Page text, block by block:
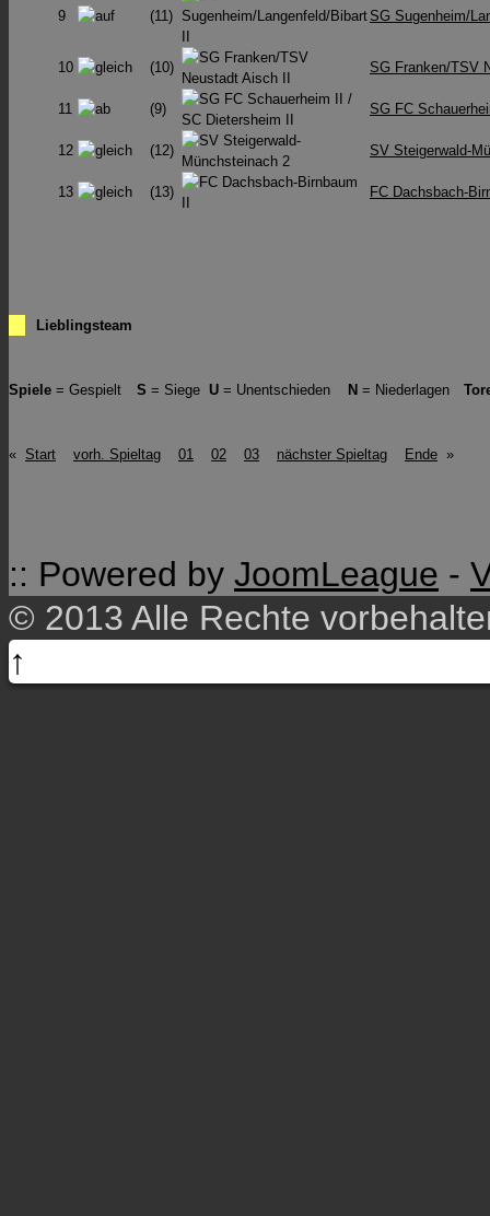
9 (11) SG Sugenheim/
10 (10) SG Franken/TSV
11 (9) SG FC
12 (12) SV Steigerwald-
13 (13) FC Dachsbach-
Lieblingsteam
Spiele = Gespielt S = Siege U = Unentschieden N = Niederlagen
« Start vorh. Spieltag 01 02 03 nächster Spieltag Ende »
:: Powered by JoomLeague -
© 2013 Alle Rechte
↑